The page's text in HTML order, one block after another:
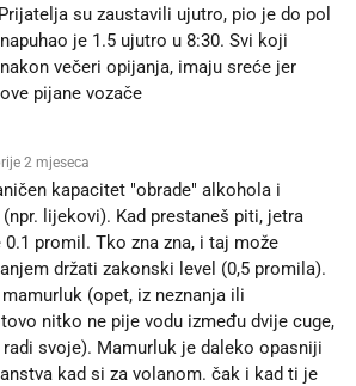
su zaustavili ujutro, pio je do pol
je 1.5 ujutro u 8:30. Svi koji
večeri opijanja, imaju sreće jer
pijane vozače
2 mjeseca
kapacitet "obrade" alkohola i
lijekovi). Kad prestaneš piti, jetra
promil. Tko zna zna, i taj može
držati zakonski level (0,5 promila).
(opet, iz neznanja ili
nitko ne pije vodu između dvije cuge,
radi svoje). Mamurluk je daleko opasniji
kad si za volanom. čak i kad ti je